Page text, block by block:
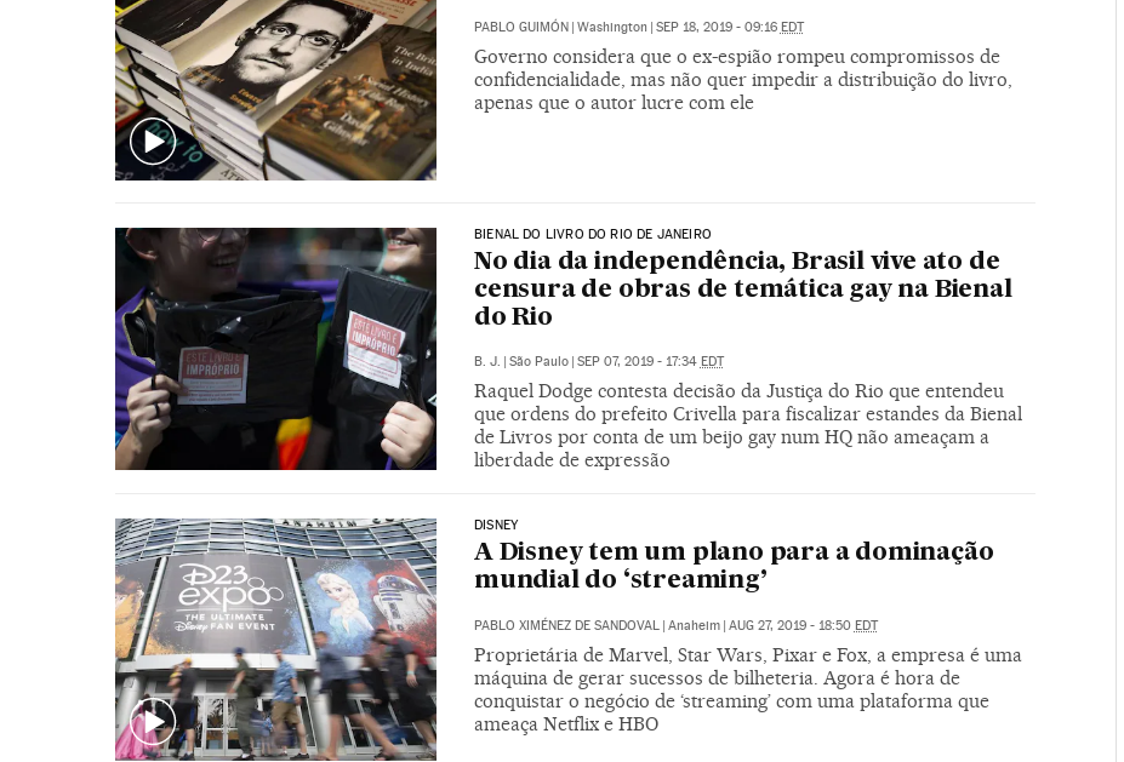
PABLO GUIMÓN | Washington | SEP 18, 2019 - 09:16 EDT
Governo considera que o ex-espião rompeu compromissos de
confidencialidade, mas não quer impedir a distribuição do livro,
apenas que o autor lucre com ele
BIENAL DO LIVRO DO RIO DE JANEIRO
No dia da independência, Brasil vive ato de
censura de obras de temática gay na Bienal
do Rio
B. J. São Paulo SEP 07, 2019 - 17:34 EDT
Raquel Dodge contesta decisão da Justiça do Rio que entendeu
que ordens do prefeito Crivella para fiscalizar estandes da Bienal
de Livros por conta de um beijo gay num HQ não ameaçam a
liberdade de expressão
DISNEY
A Disney tem um plano para a dominação
mundial do ‘streaming’
PABLO XIMÉNEZ DE SANDOVAL Anaheim AUG 27, 2019 - 18:50 EDT
Proprietária de Marvel, Star Wars, Pixar e Fox, a empresa é uma
máquina de gerar sucessos de bilheteria. Agora é hora de
conquistar o negócio de ‘streaming’ com uma plataforma que
ameaça Netflix e HBO